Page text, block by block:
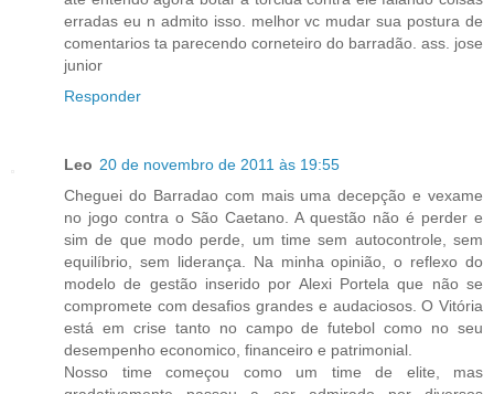
erradas eu n admito isso. melhor vc mudar sua postura de
comentarios ta parecendo corneteiro do barradão. ass. jose
junior
Responder
Leo 20 de novembro de 2011 às 19:55
Cheguei do Barradao com mais uma decepção e vexame
no jogo contra o São Caetano. A questão não é perder e
sim de que modo perde, um time sem autocontrole, sem
equilíbrio, sem liderança. Na minha opinião, o reflexo do
modelo de gestão inserido por Alexi Portela que não se
compromete com desafios grandes e audaciosos. O Vitória
está em crise tanto no campo de futebol como no seu
desempenho economico, financeiro e patrimonial.
Nosso time começou como um time de elite, mas